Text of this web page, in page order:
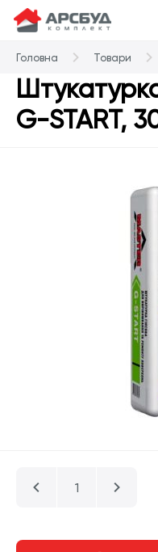
Головна Товари
G-START,